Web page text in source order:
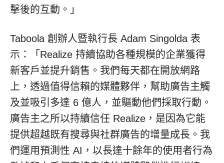
擊後的互動。」
Taboola 創辦人暨執行長 Adam Singolda 表
示：「Realize 持續協助各種規模的企業獲得
新客戶並提升銷售。我們每天都在開放網路
上，透過值得信賴的媒體夥伴，幫助廣告主觸
及並吸引多達 6 億人，並驅動他們採取行動。
廣告主之所以持續信任 Realize，是因為它能
提供超越既有搜尋與社群廣告的增量成長。我
們運用預測性 AI，以長達十餘年的使用者行為